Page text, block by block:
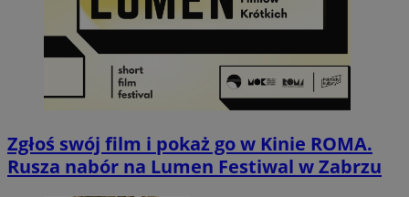
Zgłoś swój film i pokaż go w Kinie ROMA.
Rusza nabór na Lumen Festiwal w Zabrzu